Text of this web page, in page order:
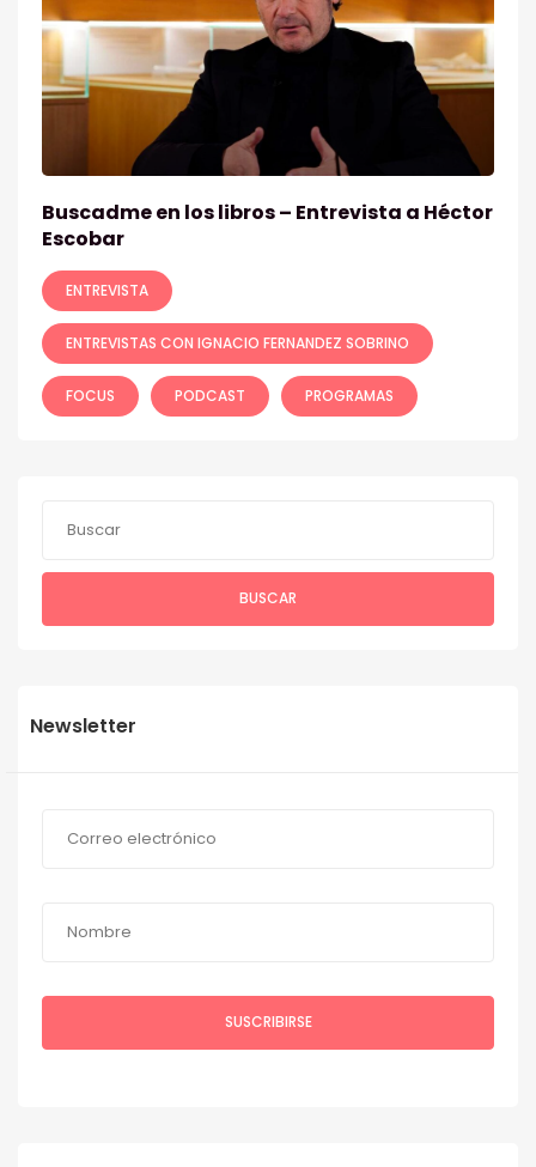
Buscadme en los libros – Entrevista a Héctor
Escobar
ENTREVISTA
ENTREVISTAS CON IGNACIO FERNANDEZ SOBRINO
FOCUS PODCAST PROGRAMAS
BUSCAR
Newsletter